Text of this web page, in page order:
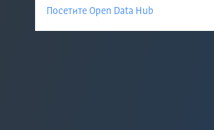
Посетите Open Data Hub